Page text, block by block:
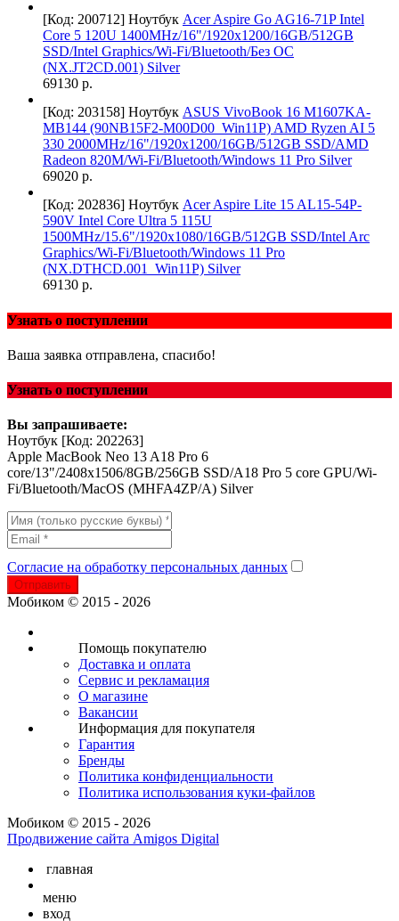
[Код: 200712] Ноутбук Acer Aspire Go AG16-71P Intel
Core 5 120U 1400MHz/16"/1920x1200/16GB/512GB
SSD/Intel Graphics/Wi-Fi/Bluetooth/Без ОС
(NX.JT2CD.001) Silver
69130 р.
[Код: 203158] Ноутбук ASUS VivoBook 16 M1607KA-
MB144 (90NB15F2-M00D00_Win11P) AMD Ryzen AI 5
330 2000MHz/16"/1920x1200/16GB/512GB SSD/AMD
Radeon 820M/Wi-Fi/Bluetooth/Windows 11 Pro Silver
69020 р.
[Код: 202836] Ноутбук Acer Aspire Lite 15 AL15-54P-
590V Intel Core Ultra 5 115U
1500MHz/15.6"/1920x1080/16GB/512GB SSD/Intel Arc
Graphics/Wi-Fi/Bluetooth/Windows 11 Pro
(NX.DTHCD.001_Win11P) Silver
69130 р.
Узнать о поступлении
Ваша заявка отправлена, спасибо!
Узнать о поступлении
Вы запрашиваете:
Ноутбук [Код: 202263]
Apple MacBook Neo 13 A18 Pro 6
core/13"/2408x1506/8GB/256GB SSD/A18 Pro 5 core GPU/Wi-
Fi/Bluetooth/MacOS (MHFA4ZP/A) Silver
Согласие на обработку персональных данных
Отправить
Мобиком © 2015 - 2026
Помощь покупателю
Доставка и оплата
Сервис и рекламация
О магазине
Вакансии
Информация для покупателя
Гарантия
Бренды
Политика конфиденциальности
Политика использования куки-файлов
Мобиком © 2015 - 2026
Продвижение сайта Amigos Digital
главная
меню
вход